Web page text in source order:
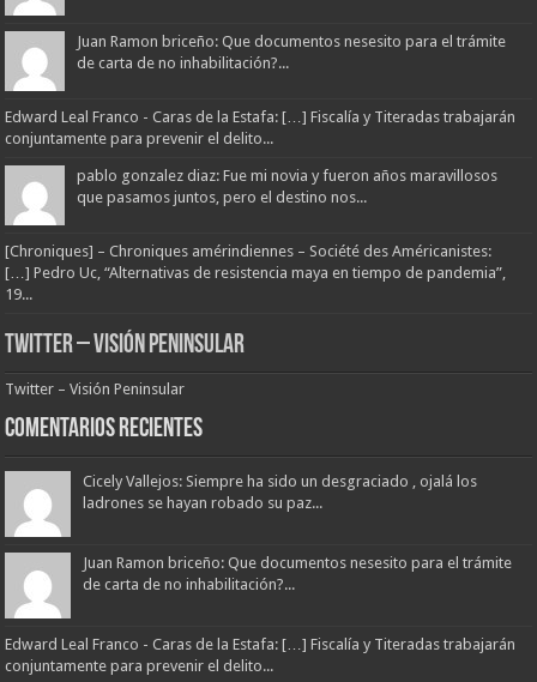
Juan Ramon briceño: Que documentos nesesito para el trámite
de carta de no inhabilitación?...
Edward Leal Franco - Caras de la Estafa: […] Fiscalía y Titeradas trabajarán
conjuntamente para prevenir el delito...
pablo gonzalez diaz: Fue mi novia y fueron años maravillosos
que pasamos juntos, pero el destino nos...
[Chroniques] – Chroniques amérindiennes – Société des Américanistes:
[…] Pedro Uc, “Alternativas de resistencia maya en tiempo de pandemia”,
19...
Twitter – Visión Peninsular
Twitter – Visión Peninsular
Comentarios Recientes
Cicely Vallejos: Siempre ha sido un desgraciado , ojalá los
ladrones se hayan robado su paz...
Juan Ramon briceño: Que documentos nesesito para el trámite
de carta de no inhabilitación?...
Edward Leal Franco - Caras de la Estafa: […] Fiscalía y Titeradas trabajarán
conjuntamente para prevenir el delito...